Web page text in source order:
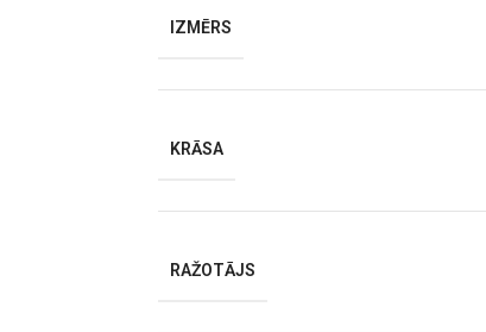
IZMĒRS
KRĀSA
RAŽOTĀJS